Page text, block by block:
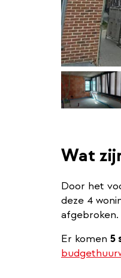
Wat
Door het
deze 4
afgebroken.
Er komen 5